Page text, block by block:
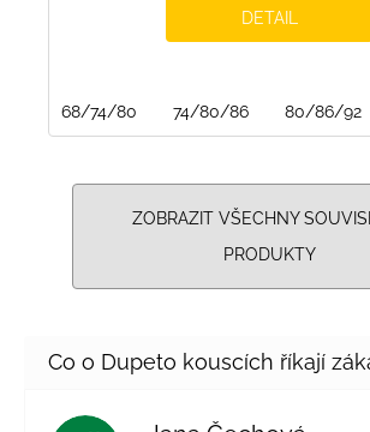
DETAIL
68/74/80 74/80/86 80/86/92
ZOBRAZIT VŠECHNY
PRODUKTY